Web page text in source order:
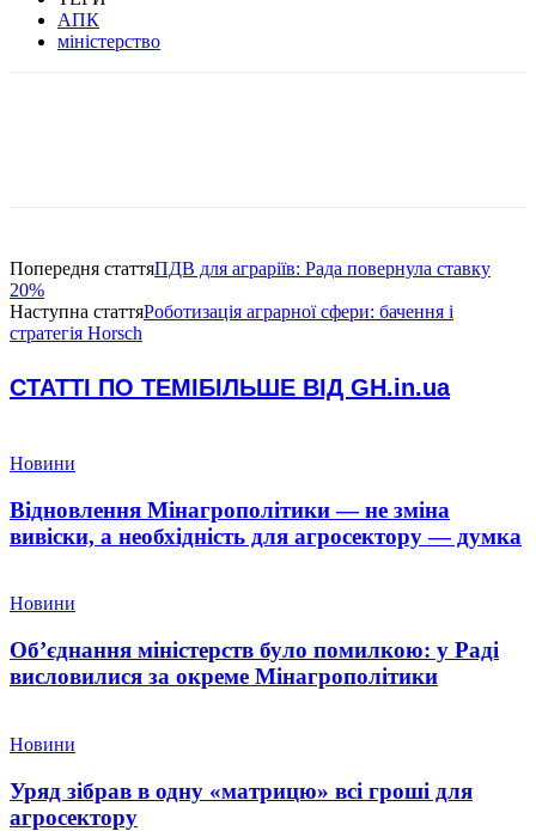
АПК
міністерство
Попередня статтяПДВ для аграріїв: Рада повернула ставку
20%
Наступна статтяРоботизація аграрної сфери: бачення і
стратегія Horsch
СТАТТІ ПО ТЕМІБІЛЬШЕ ВІД GH.in.ua
Новини
Відновлення Мінагрополітики — не зміна
вивіски, а необхідність для агросектору — думка
Новини
Об’єднання міністерств було помилкою: у Раді
висловилися за окреме Мінагрополітики
Новини
Уряд зібрав в одну «матрицю» всі гроші для
агросектору